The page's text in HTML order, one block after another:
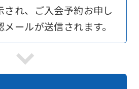
され、ご入会予約お申し
ールが送信されます。
For
foreigners